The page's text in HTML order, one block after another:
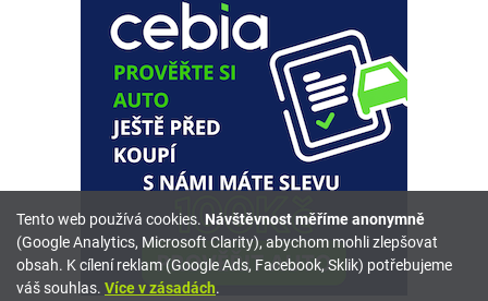
Tento web používá cookies. Návštěvnost měříme anonymně
(Google Analytics, Microsoft Clarity), abychom mohli zlepšovat
obsah. K cílení reklam (Google Ads, Facebook, Sklik) potřebujeme
váš souhlas. Více v zásadách.